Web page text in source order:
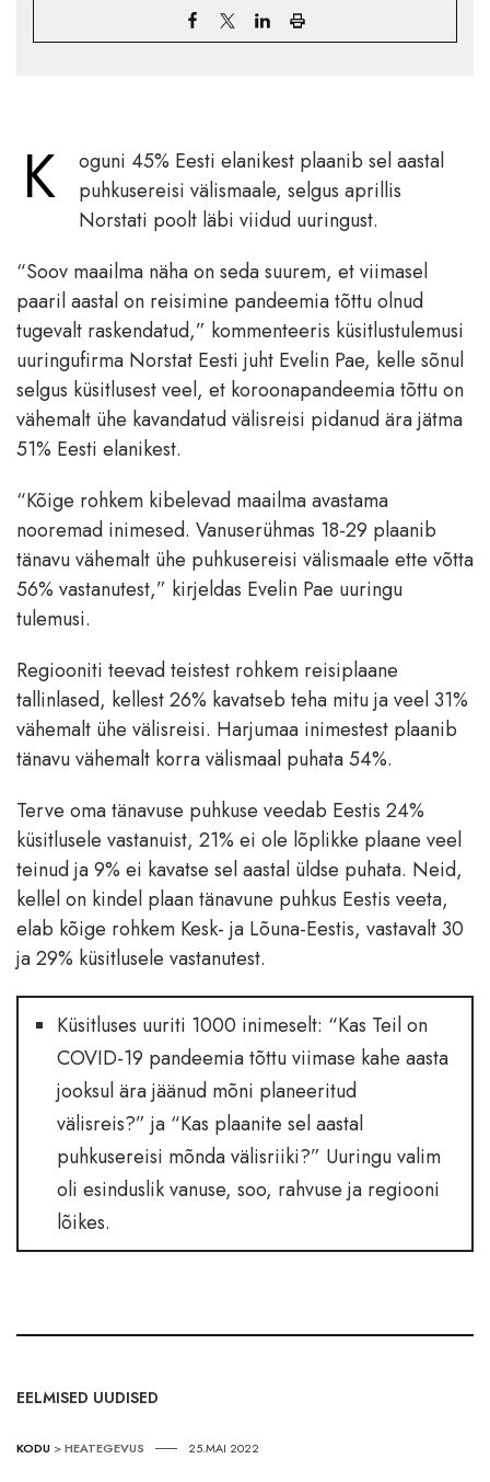
K
oguni 45% Eesti elanikest plaanib sel aastal
puhkusereisi välismaale, selgus aprillis
Norstati poolt läbi viidud uuringust.
“Soov maailma näha on seda suurem, et viimasel
paaril aastal on reisimine pandeemia tõttu olnud
tugevalt raskendatud,” kommenteeris küsitlustulemusi
uuringufirma Norstat Eesti juht Evelin Pae, kelle sõnul
selgus küsitlusest veel, et koroonapandeemia tõttu on
vähemalt ühe kavandatud välisreisi pidanud ära jätma
51% Eesti elanikest.
“Kõige rohkem kibelevad maailma avastama
nooremad inimesed. Vanuserühmas 18-29 plaanib
tänavu vähemalt ühe puhkusereisi välismaale ette võtta
56% vastanutest,” kirjeldas Evelin Pae uuringu
tulemusi.
Regiooniti teevad teistest rohkem reisiplaane
tallinlased, kellest 26% kavatseb teha mitu ja veel 31%
vähemalt ühe välisreisi. Harjumaa inimestest plaanib
tänavu vähemalt korra välismaal puhata 54%.
Terve oma tänavuse puhkuse veedab Eestis 24%
küsitlusele vastanuist, 21% ei ole lõplikke plaane veel
teinud ja 9% ei kavatse sel aastal üldse puhata. Neid,
kellel on kindel plaan tänavune puhkus Eestis veeta,
elab kõige rohkem Kesk- ja Lõuna-Eestis, vastavalt 30
ja 29% küsitlusele vastanutest.
Küsitluses uuriti 1000 inimeselt: “Kas Teil on
COVID-19 pandeemia tõttu viimase kahe aasta
jooksul ära jäänud mõni planeeritud
välisreis?” ja “Kas plaanite sel aastal
puhkusereisi mõnda välisriiki?” Uuringu valim
oli esinduslik vanuse, soo, rahvuse ja regiooni
lõikes.
EELMISED UUDISED
KODU >HEATEGEVUS 25.MAI 2022